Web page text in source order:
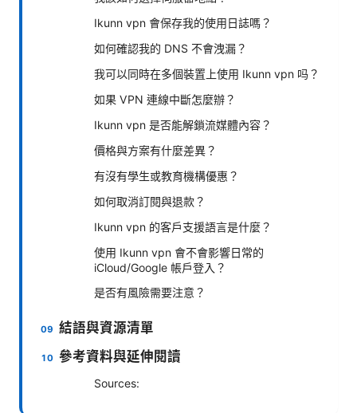
Ikunn vpn 會保存我的使用日誌嗎？
如何確認我的 DNS 不會洩漏？
我可以同時在多個裝置上使用 Ikunn vpn 吗？
如果 VPN 連線中斷怎麼辦？
Ikunn vpn 是否能解鎖流媒體內容？
價格與方案有什麼差異？
有沒有學生或教育機構優惠？
如何取消訂閱與退款？
Ikunn vpn 的客戶支援語言是什麼？
使用 Ikunn vpn 會不會影響日常的
iCloud/Google 帳戶登入？
是否有風險需要注意？
結語與資源清單
參考資料與延伸閱讀
Sources: